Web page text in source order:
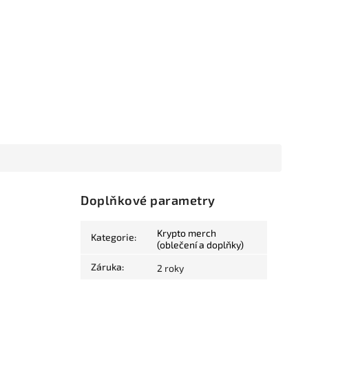
Doplňkové parametry
Kategorie:
Krypto merch
(oblečení a doplňky)
Záruka: 2 roky